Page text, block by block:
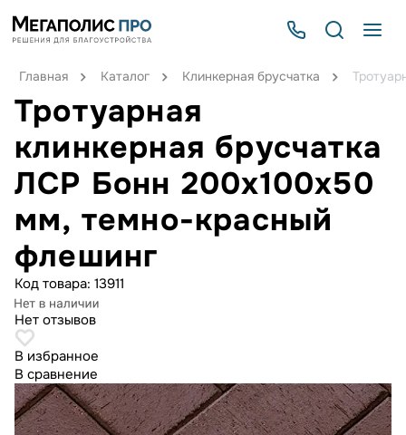
Главная Каталог Клинкерная брусчатка
Тротуарная
клинкерная брусчатка
ЛСР Бонн 200х100х50
мм, темно-красный
флешинг
Код товара: 13911
Нет отзывов
В избранное
В сравнение